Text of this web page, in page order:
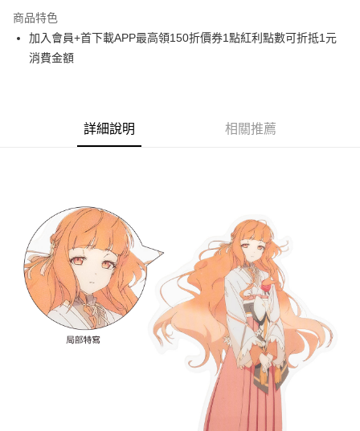
Apple Pay
悠遊付
全家取貨付款
每筆NT$65，滿NT$1,300(含以上)免運費
付款後全家取貨
每筆NT$65，滿NT$1,300(含以上)免運費
(不開放使用，請勿選取）
每筆NT$9,999
每筆NT$65，滿NT$1,300(含以上)免運費
商品特色
加入會員+首下載APP最高領150折價券1點紅利點數可折抵1元
消費金額
詳細說明 相關推薦